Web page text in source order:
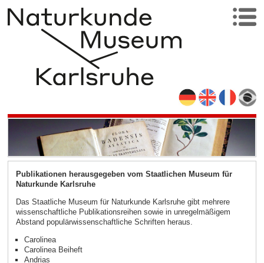
Publikationen herausgegeben vom Staatlichen Museum für
Naturkunde Karlsruhe
Das Staatliche Museum für Naturkunde Karlsruhe gibt mehrere
wissenschaftliche Publikationsreihen sowie in unregelmäßigem
Abstand populärwissenschaftliche Schriften heraus.
Carolinea
Carolinea Beiheft
Andrias